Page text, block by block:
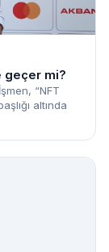
geçer mi?
“NFT
altında